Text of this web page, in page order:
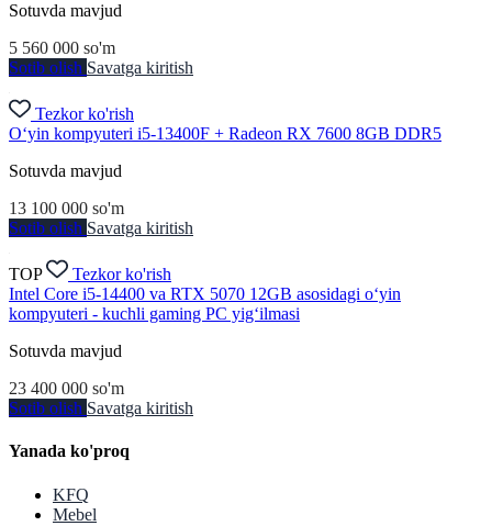
Sotuvda mavjud
5 560 000 so'm
Sotib olish Savatga kiritish
Tezkor ko'rish
O‘yin kompyuteri i5-13400F + Radeon RX 7600 8GB DDR5
Sotuvda mavjud
13 100 000 so'm
Sotib olish Savatga kiritish
TOP
Tezkor ko'rish
Intel Core i5-14400 va RTX 5070 12GB asosidagi o‘yin
kompyuteri - kuchli gaming PC yig‘ilmasi
Sotuvda mavjud
23 400 000 so'm
Sotib olish Savatga kiritish
Yanada ko'proq
KFQ
Mebel